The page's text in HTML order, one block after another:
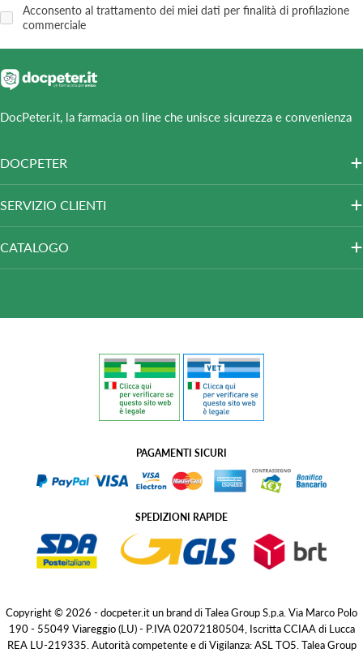
Acconsento al trattamento dei miei dati per finalità di profilazione
commerciale
DocPeter.it, la farmacia on line che unisce sicurezza e convenienza
DOCPETER
SERVIZIO CLIENTI
CATALOGO
PAGAMENTI SICURI
SPEDIZIONI RAPIDE
Copyright © 2026 - docpeter.it un brand di Talea Group S.p.a. Via Marco Polo
190 - 55049 Viareggio (LU) - P.IVA 02072180504, Iscritta CCIAA di Lucca
REA LU-219335. Autorità competente e di Vigilanza: ASL TO5. Talea Group